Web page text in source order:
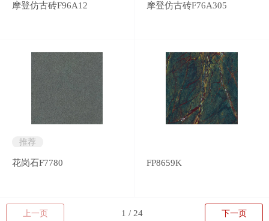
摩登仿古砖F96A12 摩登仿古砖F76A305
推荐
花岗石F7780 FP8659K
上一页 下一页